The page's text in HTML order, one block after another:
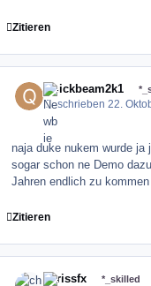
Zitieren
Quickbeam2k1
Geschrieben22.
naja duke nukem wurde
sogar schon ne Demo
Jahren endlich zu
Zitieren
chrissfx *_skilled